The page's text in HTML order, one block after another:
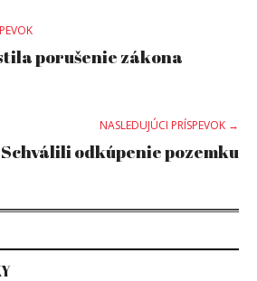
porušenie zákona
NASLEDUJÚCI PRÍSPEVOK →
Schválili odkúpenie pozemku